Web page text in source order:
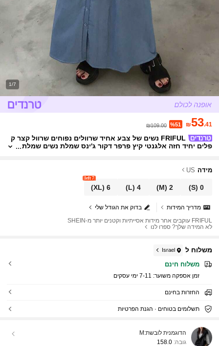
1/7
₪53.41
%51
₪109.00
FRIFUL נשים של צבע אחיד שרוולים נפוחים שרוול קצר ק
פלים יחיד חזה אלגנטי קיץ פרפר דקור ג'ינס שמלת נשים שמלת
מידה US
0
(S)
2
(M)
4
(L)
6
(XL)
7 left
בדוק את הגודל שלי
מדריך המידות
FRIFUL עוקבים אחר מידות אסייתיות וקטנים יותר מ-SHEIN
לא המידה שלך? ספרו לנו
משלוח ל Israel
משלוח חינם
זמן אספקה ​​משוער: 7-11 ימי עסקים
החזרות בחינם
תשלומים בטוחים · הגנת הפרטיות
הדוגמנית לובשת: M
גובה: 158.0